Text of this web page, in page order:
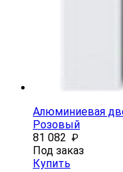
Алюминиевая
Розовый
81 082 ₽
Под заказ
Купить